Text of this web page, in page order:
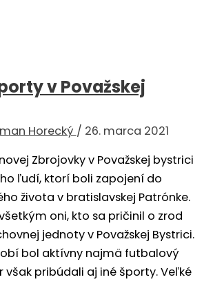
v Považskej
Horecký / 26. marca 2021
Zbrojovky v Považskej bystrici
ľudí, ktorí boli zapojení do
života v bratislavskej Patrónke.
oni, kto sa pričinil o zrod
jednoty v Považskej Bystrici.
bol aktívny najmä futbalový
však pribúdali aj iné športy. Veľké